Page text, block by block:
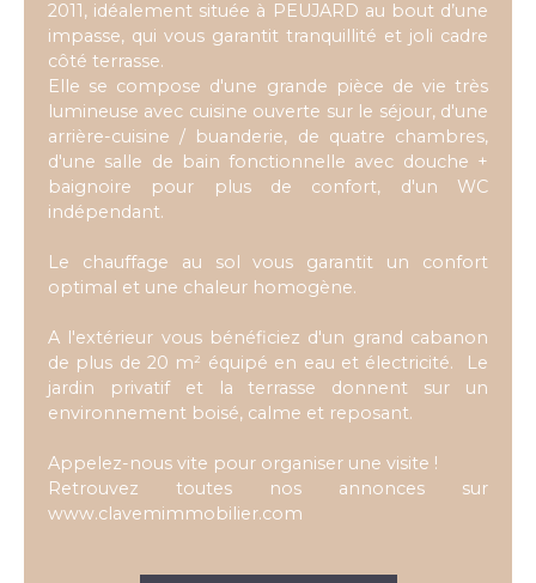
2011, idéalement située à PEUJARD au bout d’une
impasse, qui vous garantit tranquillité et joli cadre
côté terrasse.
Elle se compose d'une grande pièce de vie très
lumineuse avec cuisine ouverte sur le séjour, d'une
arrière-cuisine / buanderie, de quatre chambres,
d'une salle de bain fonctionnelle avec douche +
baignoire pour plus de confort, d'un WC
indépendant.
Le chauffage au sol vous garantit un confort
optimal et une chaleur homogène.
A l'extérieur vous bénéficiez d'un grand cabanon
de plus de 20 m² équipé en eau et électricité. Le
jardin privatif et la terrasse donnent sur un
environnement boisé, calme et reposant.
Appelez-nous vite pour organiser une visite !
Retrouvez toutes nos annonces sur
www.clavemimmobilier.com